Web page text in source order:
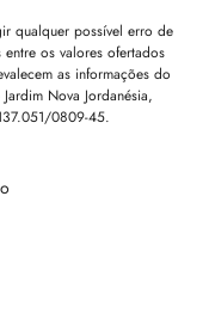
qualquer possível erro de
os valores ofertados
as informações do
Nova Jordanésia,
0809-45.